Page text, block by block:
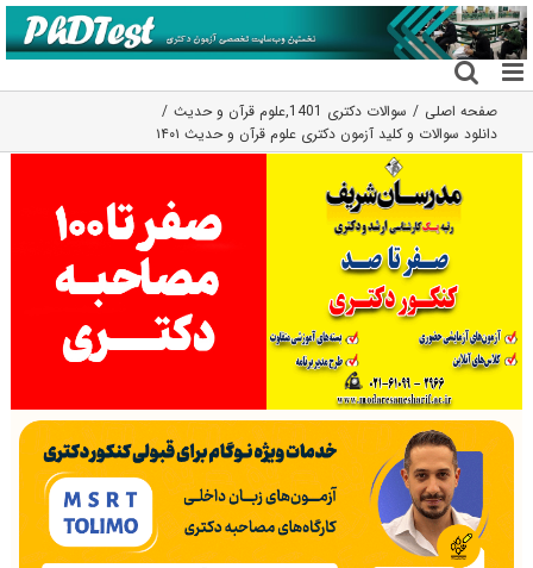
رفتن
به
محتوا
صفحه اصلی سوالات دکتری 1401 ,علوم قرآن و حدیث
دانلود سوالات و کلید آزمون دکتری علوم قرآن و حدیث ۱۴۰۱